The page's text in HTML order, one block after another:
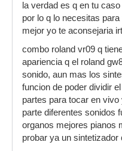
la verdad es q en tu
por lo q lo necesitas
mejor yo te aconsejaria
combo roland vr09 q
apariencia q el roland
sonido, aun mas los
funcion de poder dividir
partes para tocar en
parte diferentes sonidos
organos mejores pianos
probar ya un sintetizador